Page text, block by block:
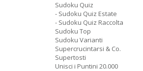
Sudoku Quiz
- Sudoku Quiz Estate
- Sudoku Quiz Raccolta
Sudoku Top
Sudoku Varianti
Supercrucintarsi & Co.
Supertosti
Unisci i Puntini 20.000